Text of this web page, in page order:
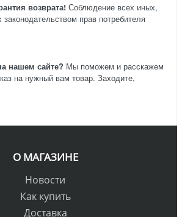
возврата! Соблюдение всех иных,
законодательством прав потребителя
нашем сайте? Мы поможем и расскажем
на нужный вам товар. Заходите,
О МАГАЗИНЕ
Новости
Как купить
Доставка